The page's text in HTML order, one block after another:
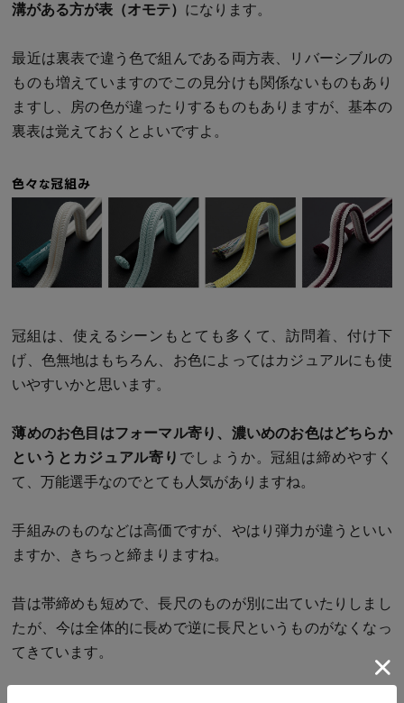
溝がある方が表（オモテ） になります。
最近は裏表で違う色で組んである両方表、リバーシブルの
ものも増えていますのでこの見分けも関係ないものもあり
ますし、房の色が違ったりするものもありますが、基本の
裏表は覚えておくとよいですよ。
冠組は、使えるシーンもとても多くて、訪問着、付け下
げ、色無地はもちろん、お色によってはカジュアルにも使
いやすいかと思います。
薄めのお色目はフォーマル寄り、濃いめのお色はどちらか
というとカジュアル寄り でしょうか。冠組は締めやすく
て、万能選手なのでとても人気がありますね。
手組みのものなどは高価ですが、やはり弾力が違うといい
ますか、きちっと締まりますね。
昔は帯締めも短めで、長尺のものが別に出ていたりしまし
たが、今は全体的に長めで逆に長尺というものがなくなっ
てきています。